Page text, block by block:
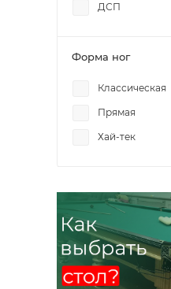
ДСП
Форма ног
Классическая
Прямая
Хай-тек